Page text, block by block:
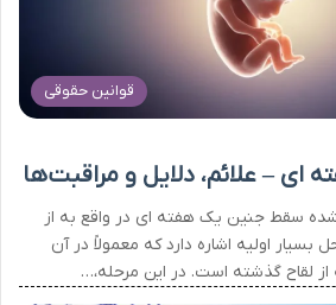
قوانین حقوقی
– علائم، دلایل و مراقبت‌ها
سقط جنین یک هفته ای در واقع به از
بسیار اولیه اشاره دارد که معمولاً در آن
لقاح گذشته است. در این مرحله،…